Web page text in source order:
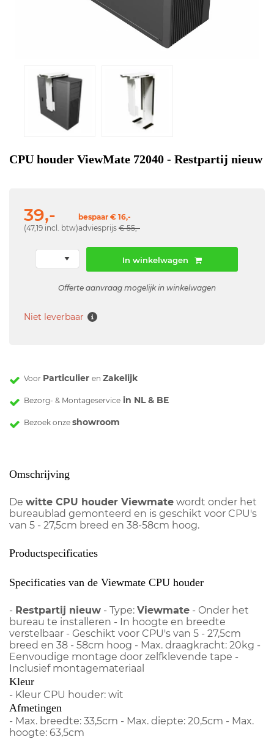
CPU houder ViewMate 72040 - Restpartij nieuw
39,-
(47,19 incl. btw)
bespaar € 16,-
adviesprijs € 55,-
In winkelwagen
Offerte aanvraag mogelijk in winkelwagen
Niet leverbaar
Voor Particulier en Zakelijk
Bezorg- & Montageservice in NL & BE
Bezoek onze showroom
Omschrijving
De witte CPU houder Viewmate wordt onder het
bureaublad gemonteerd en is geschikt voor CPU's
van 5 - 27,5cm breed en 38-58cm hoog.
Productspecificaties
Specificaties van de Viewmate CPU houder
- Restpartij nieuw - Type: Viewmate - Onder het
bureau te installeren - In hoogte en breedte
verstelbaar - Geschikt voor CPU's van 5 - 27,5cm
breed en 38 - 58cm hoog - Max. draagkracht: 20kg -
Eenvoudige montage door zelfklevende tape -
Inclusief montagemateriaal
Kleur
- Kleur CPU houder: wit
Afmetingen
- Max. breedte: 33,5cm - Max. diepte: 20,5cm - Max.
hoogte: 63,5cm